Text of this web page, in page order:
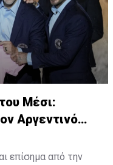
Μέσι:
Αργεντινό
επίσημα από την